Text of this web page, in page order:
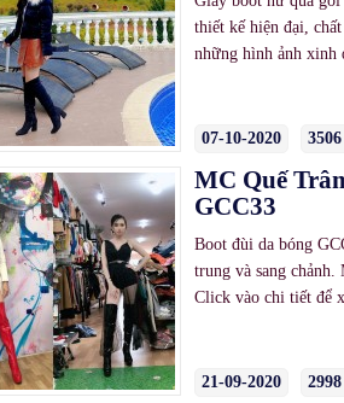
thiết kế hiện đại,
những hình ảnh xinh
07-10-2020
MC Quế
GCC33
Boot đùi da bóng
trung và sang
Click vào chi tiết để
21-09-2020